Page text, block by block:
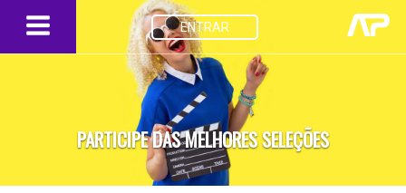
ENTRAR
PARTICIPE DAS MELHORES SELEÇÕES